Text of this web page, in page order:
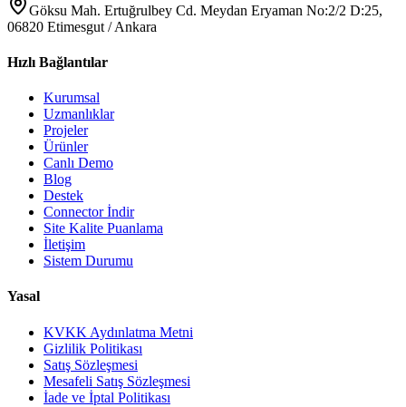
Göksu Mah. Ertuğrulbey Cd. Meydan Eryaman No:2/2 D:25,
06820 Etimesgut / Ankara
Hızlı Bağlantılar
Kurumsal
Uzmanlıklar
Projeler
Ürünler
Canlı Demo
Blog
Destek
Connector İndir
Site Kalite Puanlama
İletişim
Sistem Durumu
Yasal
KVKK Aydınlatma Metni
Gizlilik Politikası
Satış Sözleşmesi
Mesafeli Satış Sözleşmesi
İade ve İptal Politikası